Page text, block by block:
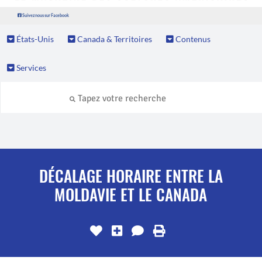
Suivez nous sur Facebook
États-Unis Canada & Territoires Contenus
Services
DÉCALAGE HORAIRE ENTRE LA
MOLDAVIE ET LE CANADA